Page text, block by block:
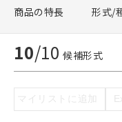
商品の特長 形式/
10/10 候補形式
マイリストに追加
抜)を提
当社制
本サー
ことを
在庫状